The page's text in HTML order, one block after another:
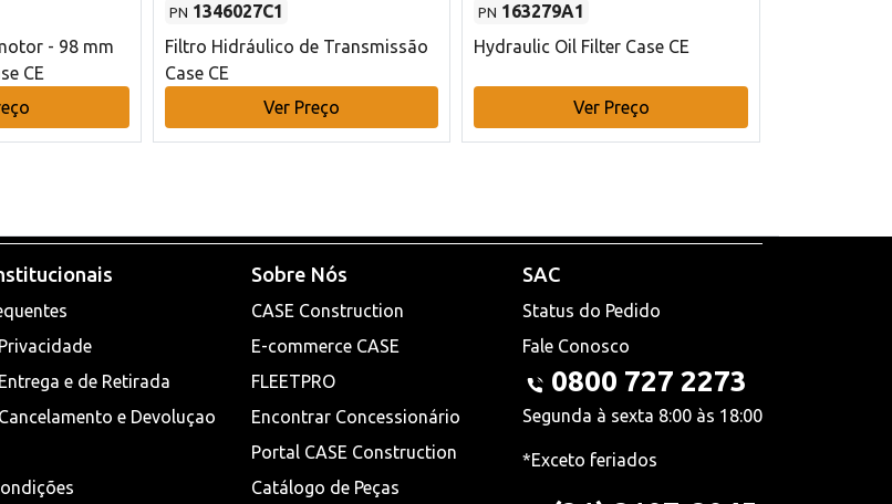
- 98 mm
CE
PN 1346027C1
Filtro Hidráulico de Transmissão
Case CE
Ver Preço
PN 163279A1
Hydraulic Oil Filter Case CE
Ver Preço
e de Retirada
e Devoluçao
Sobre Nós
CASE Construction
E-commerce CASE
FLEETPRO
Encontrar Concessionário
Portal CASE Construction
Catálogo de Peças
SAC
Status do Pedido
Fale Conosco
0800 727 2273
Segunda à sexta 8:00 às 18:00
*Exceto feriados